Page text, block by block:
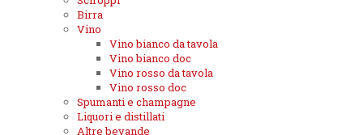
Birra
Vino
Vino bianco da tavola
Vino bianco doc
Vino rosso da tavola
Vino rosso doc
Spumanti e champagne
Liquori e distillati
Altre bevande